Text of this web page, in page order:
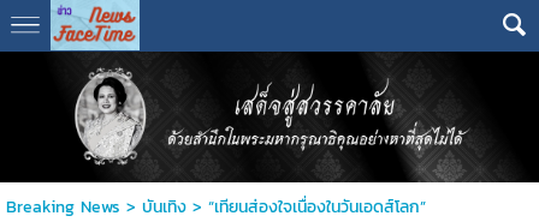
Breaking News > บันเทิง> “เทียนส่องใจเนื่องในวันเอดส์โลก”